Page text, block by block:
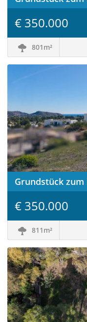
€ 350.000
801m²
€ 350.000
811m²